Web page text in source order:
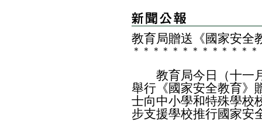
教育局贈送《國家安全
＊ ＊ ＊ ＊ ＊ ＊ ＊ ＊ ＊ ＊ ＊ ＊ ＊
教育局今日（十一月
舉行《國家安全教育》
士向中小學和特殊學校
步支援學校推行國家安